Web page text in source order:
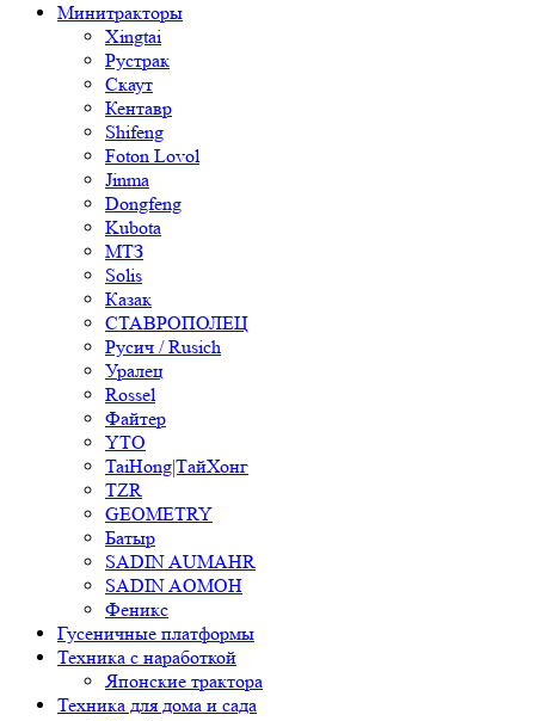
Минитракторы
Xingtai
Рустрак
Скаут
Кентавр
Shifeng
Foton Lovol
Jinma
Dongfeng
Kubota
МТЗ
Solis
Казак
СТАВРОПОЛЕЦ
Русич / Rusich
Уралец
Rossel
Файтер
YTO
TaiHong|ТайХонг
TZR
GEOMETRY
Батыр
SADIN AUMAHR
SADIN AOMOH
Феникс
Гусеничные платформы
Техника с наработкой
Японские трактора
Техника для дома и сада